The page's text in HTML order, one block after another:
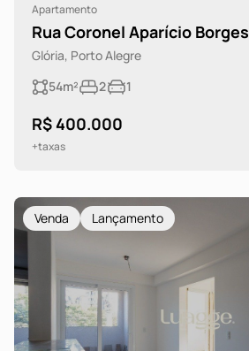
Apartamento
Rua Coronel Aparício Borges
Glória, Porto Alegre
54m²
2 1
R$ 400.000
+taxas
Venda Lançamento